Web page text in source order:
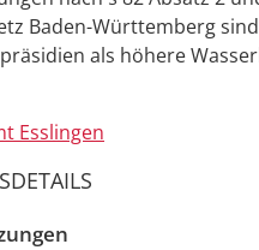
Baden-Württemberg
als höhere
Esslingen